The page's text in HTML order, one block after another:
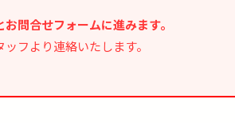
問合せフォームに進みます。
フより連絡いたします。